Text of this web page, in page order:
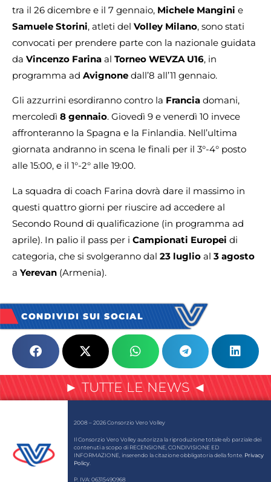
tra il 26 dicembre e il 7 gennaio, Michele Mangini e
Samuele Storini, atleti del Volley Milano, sono stati
convocati per prendere parte con la nazionale guidata
da Vincenzo Farina al Torneo WEVZA U16, in
programma ad Avignone dall’8 all’11 gennaio.
Gli azzurrini esordiranno contro la Francia domani,
mercoledì 8 gennaio. Giovedì 9 e venerdì 10 invece
affronteranno la Spagna e la Finlandia. Nell’ultima
giornata andranno in scena le finali per il 3°-4° posto
alle 15:00, e il 1°-2° alle 19:00.
La squadra di coach Farina dovrà dare il massimo in
questi quattro giorni per riuscire ad accedere al
Secondo Round di qualificazione (in programma ad
aprile). In palio il pass per i Campionati Europei di
categoria, che si svolgeranno dal 23 luglio al 3 agosto
a Yerevan (Armenia).
CONDIVIDI SUI SOCIAL
► TUTTE LE NEWS ◄
2008 – 2026 Consorzio Vero Volley
Il Consorzio Vero Volley autorizza la riproduzione totale e/o parziale dei
contenuti a scopo di RECENSIONE, CONDIVISIONE ED
INFORMAZIONE, inserendo la citazione obbligatoria della fonte. Privacy
Policy
P. IVA: 06315490968